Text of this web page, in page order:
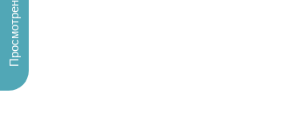
Просмотренные